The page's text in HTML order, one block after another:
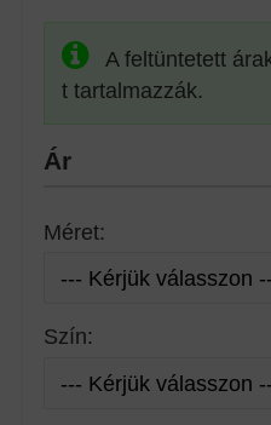
A feltüntetett
t tartalmazzák.
Ár
Méret:
Szín: